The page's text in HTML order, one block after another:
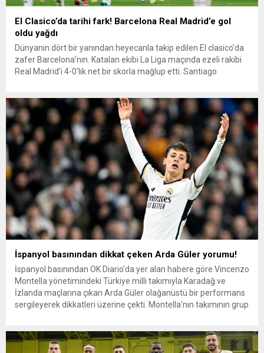
El Clasico’da tarihi fark! Barcelona Real Madrid’e gol
oldu yağdı
Dünyanın dört bir yanından heyecanla takip edilen El clasico’da
zafer Barcelona’nın. Katalan ekibi La Liga maçında ezeli rakibi
Real Madrid’i 4-0’lık net bir skorla mağlup etti. Santiago
çok önde kurmasından hızlı oyuncularıyla rakip kale...
İspanyol basınından dikkat çeken Arda Güler yorumu!
İspanyol basınından OK Diario’da yer alan habere göre Vincenzo
Montella yönetimindeki Türkiye milli takımıyla Karadağ ve
İzlanda maçlarına çıkan Arda Güler olağanüstü bir performans
sergileyerek dikkatleri üzerine çekti. Montella’nın takımının grup
kadar dakika geçiremediği...